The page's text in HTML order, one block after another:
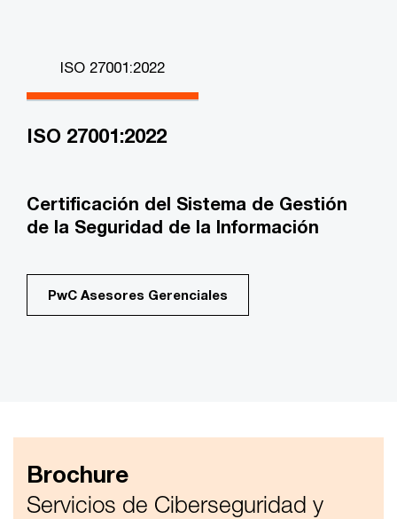
ISO 27001:2022
ISO 27001:2022
Certificación del Sistema de Gestión
de la Seguridad de la Información
PwC Asesores Gerenciales
Brochure
Servicios de Ciberseguridad y